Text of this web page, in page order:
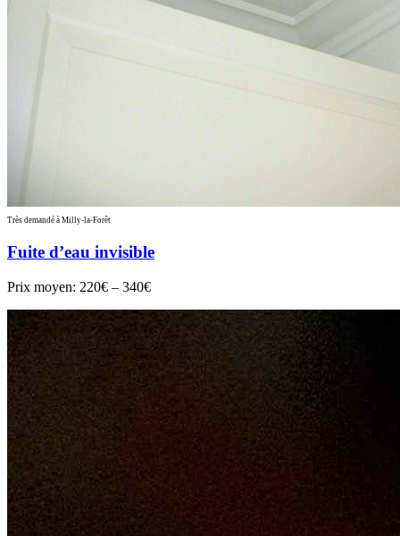
Très demandé à Milly-la-Forêt
Fuite d’eau invisible
Prix moyen: 220€ – 340€